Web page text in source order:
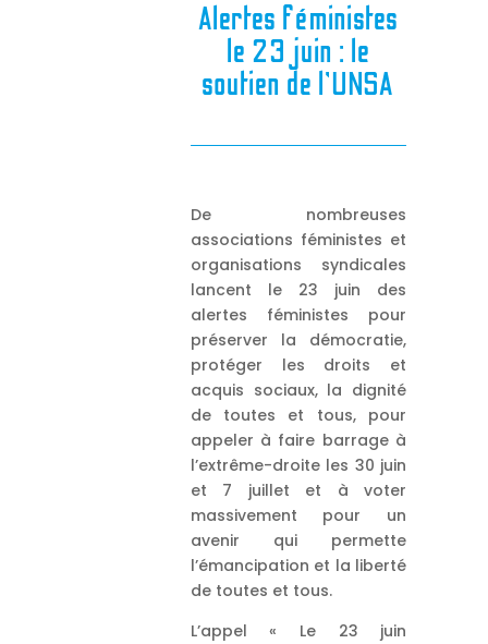
Alertes féministes
le 23 juin : le
soutien de l’UNSA
De nombreuses
associations féministes et
organisations syndicales
lancent le 23 juin des
alertes féministes pour
préserver la démocratie,
protéger les droits et
acquis sociaux, la dignité
de toutes et tous, pour
appeler à faire barrage à
l’extrême-droite les 30 juin
et 7 juillet et à voter
massivement pour un
avenir qui permette
l’émancipation et la liberté
de toutes et tous.
L’appel « Le 23 juin